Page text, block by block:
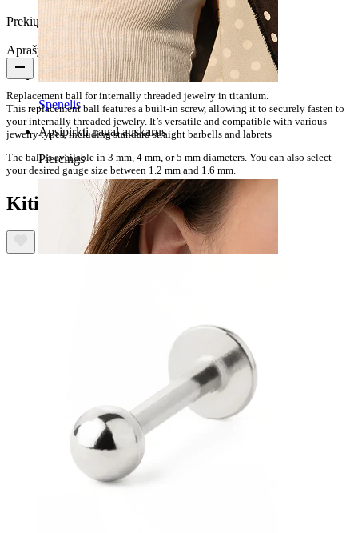
Spenelis
Apsipirkti pagal auskarus
Piercings
Prekių kiekis:
Aprašymas
Replacement ball for internally threaded jewelry in titanium.
This replacement ball features a built-in screw, allowing it to securely fasten to
your internally threaded jewelry. It’s versatile and compatible with various
jewelry types, including standard straight barbells and labrets
The ball is available in 3 mm, 4 mm, or 5 mm diameters. You can also select
your desired gauge size between 1.2 mm and 1.6 mm.
Kiti taip pat įsigijo